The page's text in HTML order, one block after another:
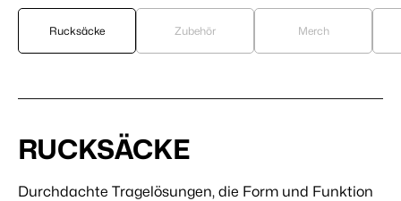
Rucksäcke Zubehör Merch
RUCKSÄCKE
Durchdachte Tragelösungen, die Form und Funktion